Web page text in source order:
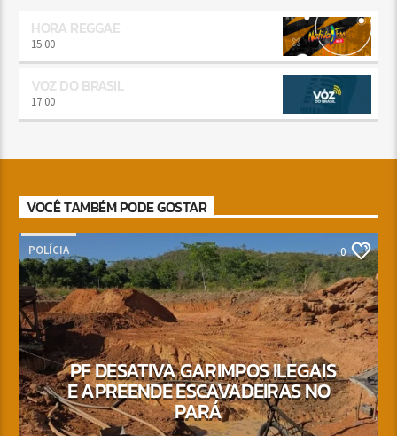
HORA REGGAE
15:00
VOZ DO BRASIL
17:00
VOCÊ TAMBÉM PODE GOSTAR
POLÍCIA 0
PF DESATIVA GARIMPOS ILEGAIS
E APREENDE ESCAVADEIRAS NO
PARÁ